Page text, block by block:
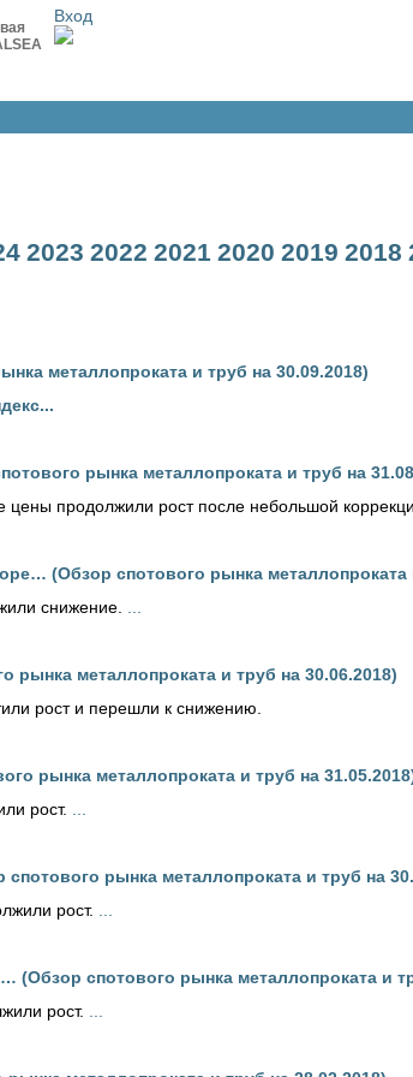
Вход
2023 2022 2021 2020 2019 2018
металлопроката и труб на 30.09.2018)
рынка металлопроката и труб на
продолжили рост после небольшой
(Обзор спотового рынка металлопроката
снижение. ...
рынка металлопроката и труб на 30.06.2018)
рост и перешли к снижению.
рынка металлопроката и труб на
рост. ...
рынка металлопроката и труб на
рост. ...
(Обзор спотового рынка металлопроката и
рост. ...